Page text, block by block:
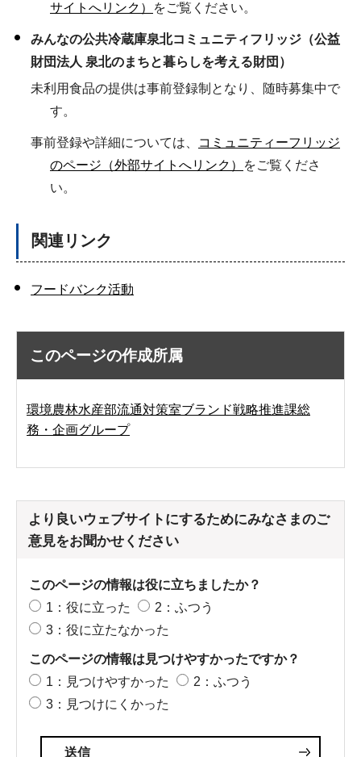
サイトへリンク）
をご覧ください。
みんなの公共冷蔵庫泉北コミュニティフリッジ（公益
財団法人 泉北のまちと暮らしを考える財団）
未利用食品の提供は事前登録制となり、随時募集中で
す。
事前登録や詳細については、
コミュニティーフリッジ
のページ（外部サイトへリンク）
をご覧くださ
い。
関連リンク
フードバンク活動
このページの作成所属
環境農林水産部流通対策室ブランド戦略推進課総
務・企画グループ
より良いウェブサイトにするためにみなさまのご
意見をお聞かせください
このページの情報は役に立ちましたか？
1：役に立った
2：ふつう
3：役に立たなかった
このページの情報は見つけやすかったですか？
1：見つけやすかった
2：ふつう
3：見つけにくかった